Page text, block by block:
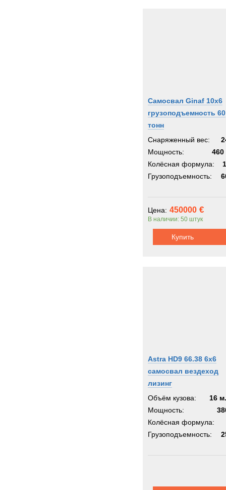
Самосвал Ginaf 10x6
грузоподъемность 60
тонн
Снаряженный вес:
Мощность:
460
Колёсная формула:
Грузоподъемность:
Цена: 450000
В наличии: 50 штук
Купить
Astra HD9 66.38 6x6
самосвал вездеход
лизинг
Объём кузова:
16
Мощность:
Колёсная формула:
Грузоподъемность: